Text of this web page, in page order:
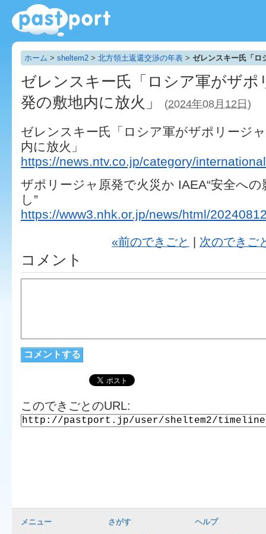
ホーム > sheltem2 > 北方領土返還交渉の年表 > ゼレンスキー氏「ロ
ゼレンスキー氏「ロシア軍がザポ
発の敷地内に放火」
(2024年08月12日)
ゼレンスキー氏「ロシア軍がザポリージ
内に放火」
https://news.ntv.co.jp/category/
ザポリージャ原発で火災か IAEA“安全へ
し”
https://www3.nhk.or.jp/news/html/
«前のできごと 次のできご
コメント
このできごとのURL:
メニュー
さがす
ヘルプ